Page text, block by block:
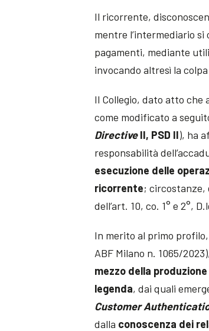
Il ricorrente,
mentre l’intermediario si
pagamenti, mediante
invocando altresì la
Il Collegio, dato atto che
come modificato a
DirectiveII, PSD II), ha
responsabilità
esecuzione delle
ricorrente; circostanze,
dell’art. 10, co. 1° e 2°,
In merito al primo
ABF Milano n. 1065/
mezzo della produzione
legenda, dai quali
Customer
dalla conoscenza dei